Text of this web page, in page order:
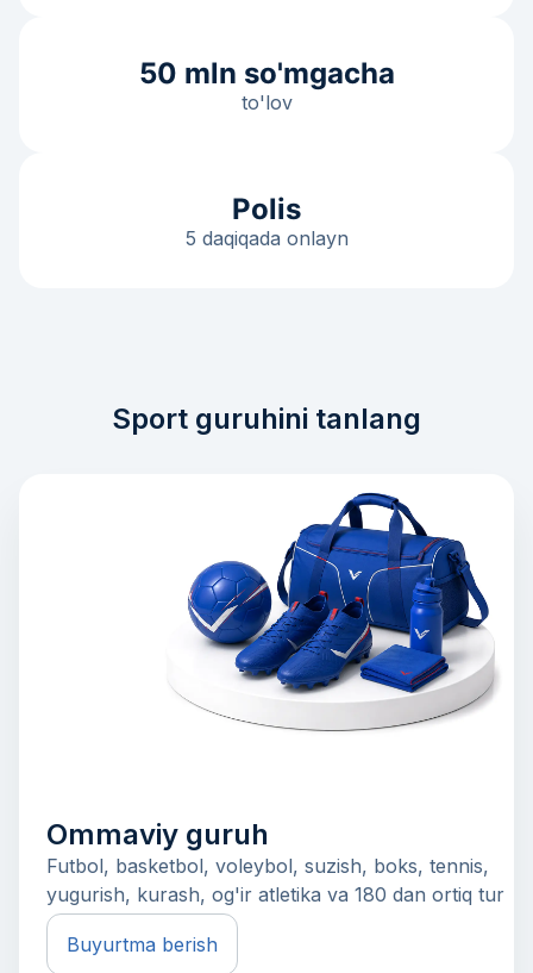
50 mln so'mgacha
to'lov
Polis
5 daqiqada onlayn
Sport guruhini tanlang
Ommaviy guruh
Futbol, basketbol, voleybol, suzish, boks, tennis,
yugurish, kurash, og'ir atletika va 180 dan ortiq tur
Buyurtma berish